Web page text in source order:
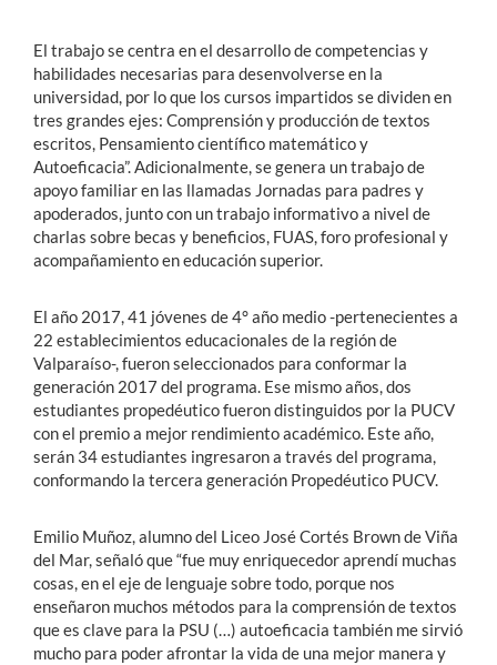
El trabajo se centra en el desarrollo de competencias y
habilidades necesarias para desenvolverse en la
universidad, por lo que los cursos impartidos se dividen en
tres grandes ejes: Comprensión y producción de textos
escritos, Pensamiento científico matemático y
Autoeficacia”. Adicionalmente, se genera un trabajo de
apoyo familiar en las llamadas Jornadas para padres y
apoderados, junto con un trabajo informativo a nivel de
charlas sobre becas y beneficios, FUAS, foro profesional y
acompañamiento en educación superior.
El año 2017, 41 jóvenes de 4° año medio -pertenecientes a
22 establecimientos educacionales de la región de
Valparaíso-, fueron seleccionados para conformar la
generación 2017 del programa. Ese mismo años, dos
estudiantes propedéutico fueron distinguidos por la PUCV
con el premio a mejor rendimiento académico. Este año,
serán 34 estudiantes ingresaron a través del programa,
conformando la tercera generación Propedéutico PUCV.
Emilio Muñoz, alumno del Liceo José Cortés Brown de Viña
del Mar, señaló que “fue muy enriquecedor aprendí muchas
cosas, en el eje de lenguaje sobre todo, porque nos
enseñaron muchos métodos para la comprensión de textos
que es clave para la PSU (…) autoeficacia también me sirvió
mucho para poder afrontar la vida de una mejor manera y